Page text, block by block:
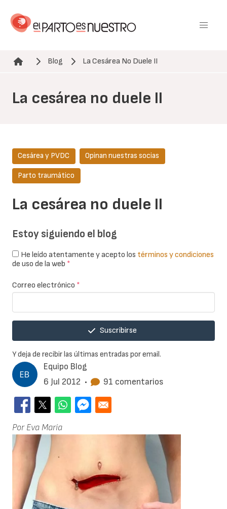
contenido
Ruta de navegación
Blog La Cesárea No Duele II
La cesárea no duele II
Equipo Blog
6 Jul 2012 • 91 comentarios
La cesárea no duele II
Cesárea y PVDC Opinan nuestras socias
Parto traumático
Por Eva María
Estoy siguiendo el blog
He leído atentamente y acepto los términos y condiciones
de uso de la web *
Correo electrónico *
Suscribirse
Y deja de recibir las últimas entradas por email.